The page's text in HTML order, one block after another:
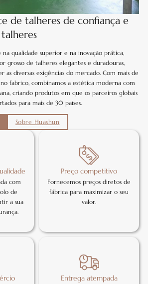
de talheres de confiança e
na qualidade superior e na inovação prática,
grosso de talheres elegantes e duradouras,
as diversas exigências do mercado. Com mais de
fabrico, combinamos a estética moderna com
criando produtos em que os parceiros globais
para mais de 30 países.
Sobre Huashun
com
de
a sua
Preço competitivo
Fornecemos preços diretos de
fábrica para maximizar o seu
valor.
Entrega atempada